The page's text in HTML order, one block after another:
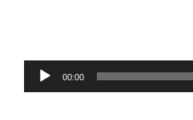
Lecteur
audio
00:00